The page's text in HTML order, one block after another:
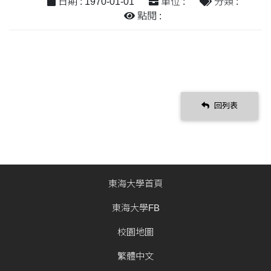
點閱 :
回列表
東海大學首頁
東海大學FB
校園地圖
繁體中文